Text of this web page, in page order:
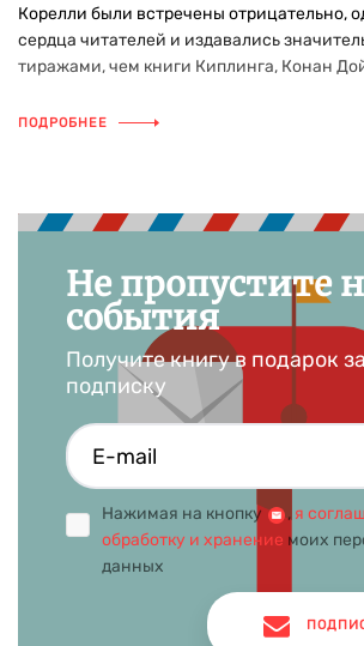
Корелли были встречены отрицательно,
сердца читателей и издавались
тиражами, чем книги Киплинга, Конан
ПОДРОБНЕЕ
Не пропустите
события
Получите книгу в подарок за
подписку
Нажимая на кнопку , я
обработку и хранение моих
данных